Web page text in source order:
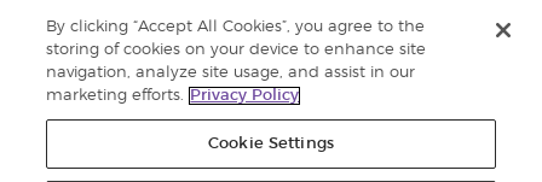
Peizerweg 97
9727 AJ Groningen
Netherlands
Înscriere Brand Partners0800 890113
By clicking “Accept All Cookies”, you agree to the
storing of cookies on your device to enhance site
navigation, analyze site usage, and assist in our
marketing efforts.
Privacy Policy
Cookie Settings